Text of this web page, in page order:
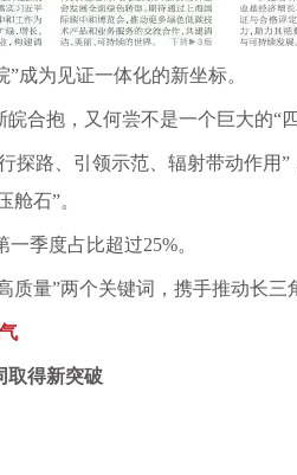
成为见证一体化的新坐标。
合抱，又何尝不是一个巨大的“
路、引领示范、辐射带动作用
石”。
季度占比超过25%。
质量”两个关键词，携手推动长三
取得新突破